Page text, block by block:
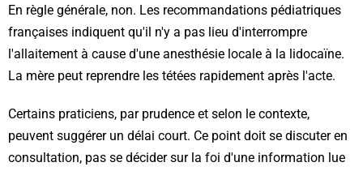
En règle générale, non. Les recommandations pédiatriques
françaises indiquent qu'il n'y a pas lieu d'interrompre
l'allaitement à cause d'une anesthésie locale à la lidocaïne.
La mère peut reprendre les tétées rapidement après l'acte.
Certains praticiens, par prudence et selon le contexte,
peuvent suggérer un délai court. Ce point doit se discuter en
consultation, pas se décider sur la foi d'une information lue